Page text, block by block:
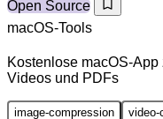
Open Source
macOS-Tools
Kostenlose macOS-
Videos und PDFs
image-compression video-